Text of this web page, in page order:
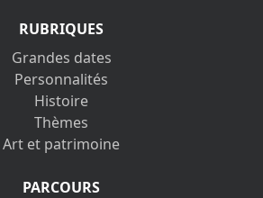
RUBRIQUES
Grandes dates
Personnalités
Histoire
Thèmes
Art et patrimoine
PARCOURS